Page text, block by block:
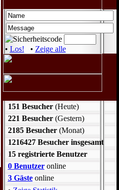
• Los! • Zeige alle
151 Besucher(Heute)
221 Besucher(Gestern)
2185 Besucher(Monat)
1216427 Besucher insgesamt
15 registrierte Benutzer
0 Benutzeronline
3 Gästeonline